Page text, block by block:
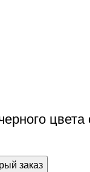
заказ